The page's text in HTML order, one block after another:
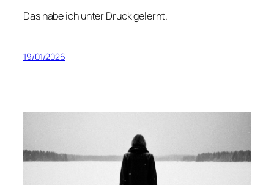
Das habe ich unter Druck gelernt.
19/01/2026